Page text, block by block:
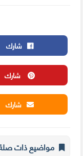
شارك
شارك
شارك
مواضيع ذات